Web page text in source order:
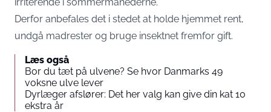
Derfor anbefales det i stedet at holde hjemmet rent,
undgå madrester og bruge insektnet fremfor gift.
Læs også
Bor du tæt på ulvene? Se hvor Danmarks 49
voksne ulve lever
Dyrlæger afslører: Det her valg kan give din kat 10
ekstra år